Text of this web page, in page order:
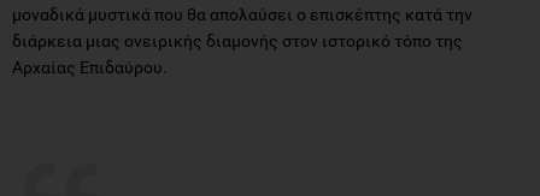
μοναδικά μυστικά που θα απολαύσει ο επισκέπτης κατά την
διάρκεια μιας ονειρικής διαμονής στον ιστορικό τόπο της
Αρχαίας Επιδαύρου.